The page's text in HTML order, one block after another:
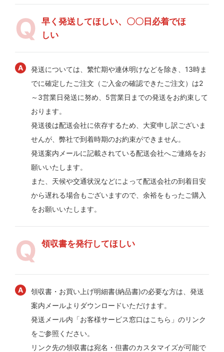
早く発送してほしい、〇〇日必着でほ
しい
発送については、繁忙期や連休明けなどを除き、13時ま
でに確定したご注文（ご入金の確認できたご注文）は2
～3営業日発送に努め、5営業日までの発送をお約束して
おります。
発送後は配送会社に依存するため、大変申し訳ございま
せんが、弊社で到着時期のお約束ができません。
発送案内メールに記載されている配送会社へご連絡をお
願いいたします。
また、天候や交通状況などによって配送会社の到着目安
から遅れる場合もございますので、余裕をもったご購入
をお願いいたします。
領収書を発行してほしい
領収書・お買い上げ明細書(納品書)の必要な方は、発送
案内メールよりダウンロードいただけます。
発送メール内「お客様サービス窓口はこちら」のリンク
をご参照ください。
リンク先の領収書は宛名・但書のカスタマイズが可能で